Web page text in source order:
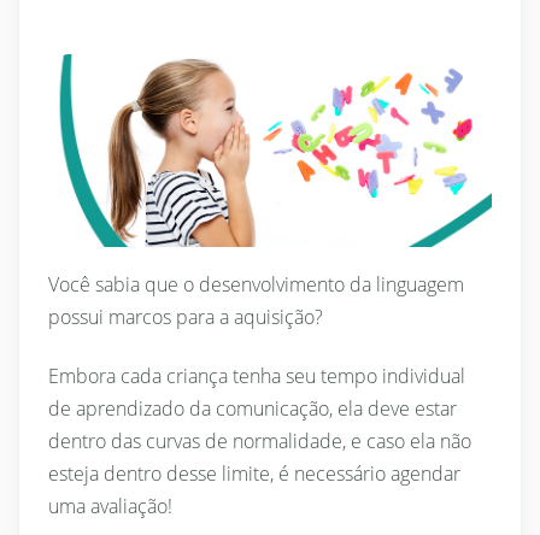
Você sabia que o desenvolvimento da linguagem
possui marcos para a aquisição?
Embora cada criança tenha seu tempo individual
de aprendizado da comunicação, ela deve estar
dentro das curvas de normalidade, e caso ela não
esteja dentro desse limite, é necessário agendar
uma avaliação!